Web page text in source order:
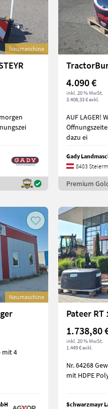
Neumaschine
4.090 €
inkl. 20 % MwSt.
3.408,33 € exkl.
AUF LAGER! Während unserer
dazu ei
Gady
8403
Premium
Neumaschine
Pateer RT
1.738,80
inkl. 20 % MwSt.
1.449 € exkl.
Nr. 64268 Gewicht - mit 3-Punktanbau Kat 2 -
mit HDPE